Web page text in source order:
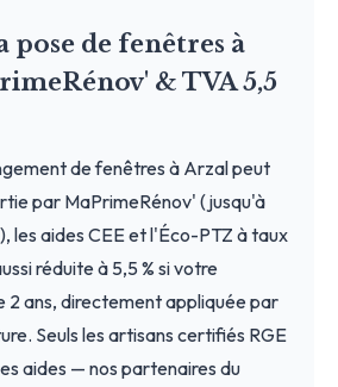
pose de fenêtres à
& TVA 5,5
de fenêtres à Arzal peut
par MaPrimeRénov' (jusqu'à
les aides CEE et l'Éco-PTZ à taux
réduite à 5,5 % si votre
2 ans, directement appliquée par
Seuls les artisans certifiés RGE
aides — nos partenaires du